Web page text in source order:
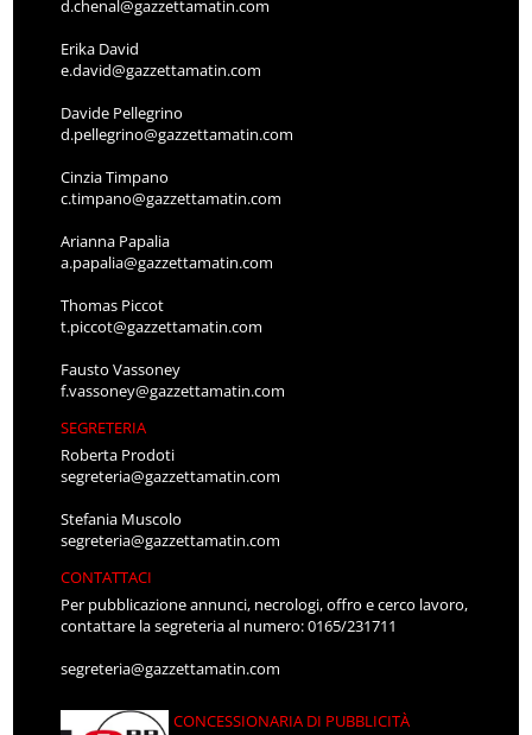
d.chenal@gazzettamatin.com
Erika David
e.david@gazzettamatin.com
Davide Pellegrino
d.pellegrino@gazzettamatin.com
Cinzia Timpano
c.timpano@gazzettamatin.com
Arianna Papalia
a.papalia@gazzettamatin.com
Thomas Piccot
t.piccot@gazzettamatin.com
Fausto Vassoney
f.vassoney@gazzettamatin.com
SEGRETERIA
Roberta Prodoti
segreteria@gazzettamatin.com
Stefania Muscolo
segreteria@gazzettamatin.com
CONTATTACI
Per pubblicazione annunci, necrologi, offro e cerco lavoro,
contattare la segreteria al numero: 0165/231711
segreteria@gazzettamatin.com
CONCESSIONARIA DI PUBBLICITÀ